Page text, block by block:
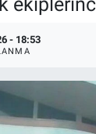
- 18:53